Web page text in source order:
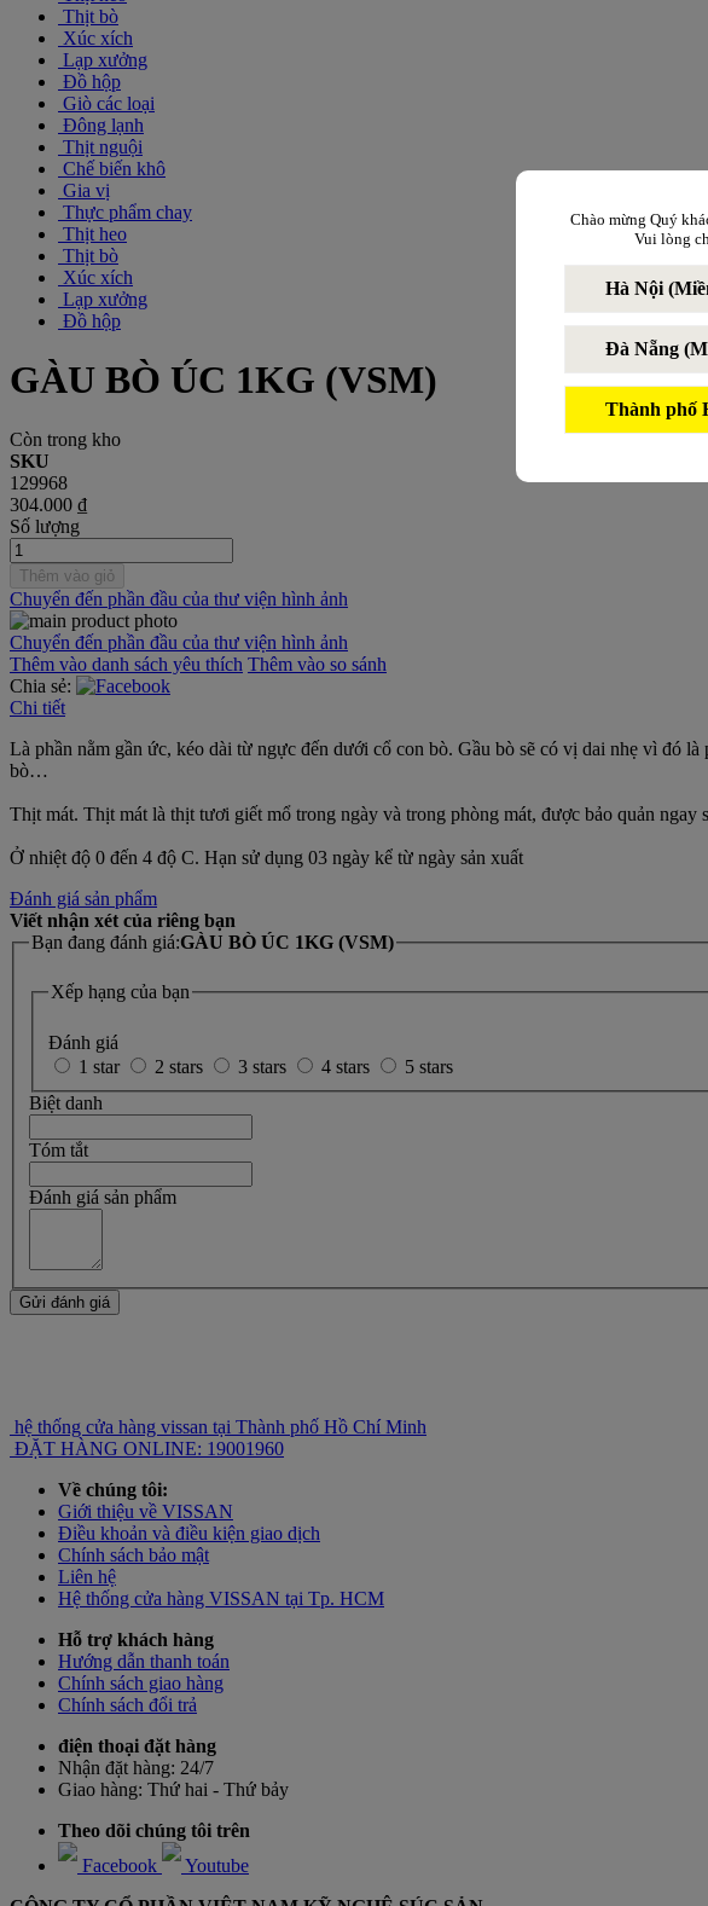
Chào mừng Quý
Vui lòng
Hà Nội
Đà Nẵng
Thành phố
Thịt bò
Xúc xích
Lạp xưởng
Đồ hộp
Giò các loại
Đông lạnh
Thịt nguội
Chế biến khô
Gia vị
Thực phẩm chay
Thịt heo
Thịt bò
Xúc xích
Lạp xưởng
Đồ hộp
GÀU BÒ ÚC 1KG (VSM)
Còn trong kho
SKU
129968
304.000 ₫
Số lượng
Thêm vào giỏ
Chuyển đến phần đầu của thư viện hình ảnh
Chuyển đến phần đầu của thư viện hình ảnh
Thêm vào danh sách yêu thích Thêm vào so sánh
Chia sẻ:
Chi tiết
Là phần nằm gần ức, kéo dài từ ngực đến dưới cổ con bò. Gầu bò sẽ có vị dai nhẹ vì đó
bò…
Thịt mát. Thịt mát là thịt tươi giết mổ trong ngày và trong phòng mát, được bảo quản ngay
Ở nhiệt độ 0 đến 4 độ C. Hạn sử dụng 03 ngày kể từ ngày sản xuất
Đánh giá sản phẩm
Viết nhận xét của riêng bạn
Bạn đang đánh giá:GÀU BÒ ÚC 1KG (VSM)
Xếp hạng của bạn
Đánh giá
1 star
2 stars 3 stars 4 stars
5 stars
Biệt danh
Tóm tắt
Đánh giá sản phẩm
Gửi đánh giá
hệ thống cửa hàng vissan tại Thành phố Hồ Chí Minh
ĐẶT HÀNG ONLINE: 19001960
Về chúng tôi:
Giới thiệu về VISSAN
Điều khoản và điều kiện giao dịch
Chính sách bảo mật
Liên hệ
Hệ thống cửa hàng VISSAN tại Tp. HCM
Hỗ trợ khách hàng
Hướng dẫn thanh toán
Chính sách giao hàng
Chính sách đổi trả
điện thoại đặt hàng
Nhận đặt hàng: 24/7
Giao hàng: Thứ hai - Thứ bảy
Theo dõi chúng tôi trên
Facebook
Youtube